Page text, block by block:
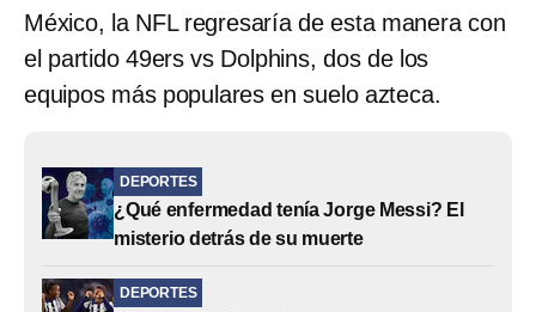
México, la NFL regresaría de esta manera con
el partido 49ers vs Dolphins, dos de los
equipos más populares en suelo azteca.
DEPORTES
¿Qué enfermedad tenía Jorge Messi? El
misterio detrás de su muerte
DEPORTES